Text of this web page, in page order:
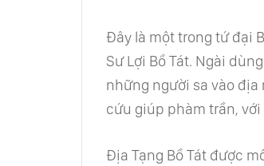
Đây là một trong tứ đại
Sư Lợi Bồ Tát. Ngài
những người sa vào
cứu giúp phàm trần,
Địa Tạng Bồ Tát được